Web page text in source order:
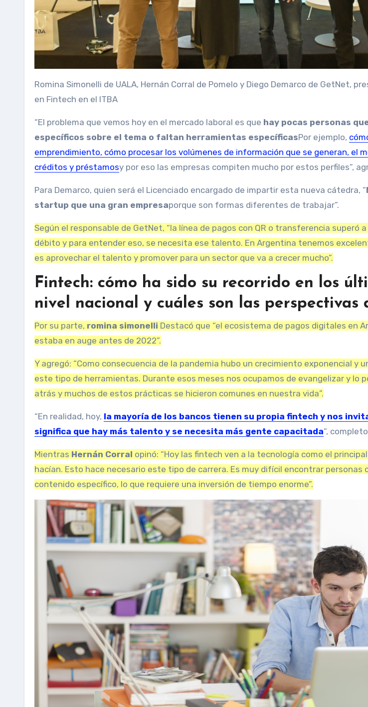
Romina Simonelli de UALA, Hernán Corral de Pomelo y Diego Demarco de GetNet,
en Fintech en el ITBA
“El problema que vemos hoy en el mercado laboral es que hay pocas personas
específicos sobre el tema o faltan herramientas específicasPor ejemplo,
emprendimiento, cómo procesar los volúmenes de información que se generan, el
créditos y préstamosy por eso las empresas compiten mucho por estos perfiles”,
Para Demarco, quien será el Licenciado encargado de impartir esta nueva cátedra, “
startup que una gran empresaporque son formas diferentes de trabajar”.
Según el responsable de GetNet, “la línea de pagos con QR o transferencia superó
débito y para entender eso, se necesita ese talento. En Argentina tenemos
es aprovechar el talento y promover para un sector que va a crecer mucho”.
Fintech: cómo ha sido su recorrido en los
nivel nacional y cuáles son las perspectivas
Por su parte, romina simonelli Destacó que “el ecosistema de pagos digitales en
estaba en auge antes de 2022”.
Y agregó: “Como consecuencia de la pandemia hubo un crecimiento exponencial y
este tipo de herramientas. Durante esos meses nos ocupamos de evangelizar y lo
atrás y muchos de estos prácticas se hicieron comunes en nuestra vida”.
“En realidad, hoy, la mayoría de los bancos tienen su propia fintech y nos
significa que hay más talento y se necesita más gente capacitada“,
Mientras Hernán Corral opinó: “Hoy las fintech ven a la tecnología como el
hacían. Esto hace necesario este tipo de carrera. Es muy difícil encontrar personas
contenido específico, lo que requiere una inversión de tiempo enorme”.